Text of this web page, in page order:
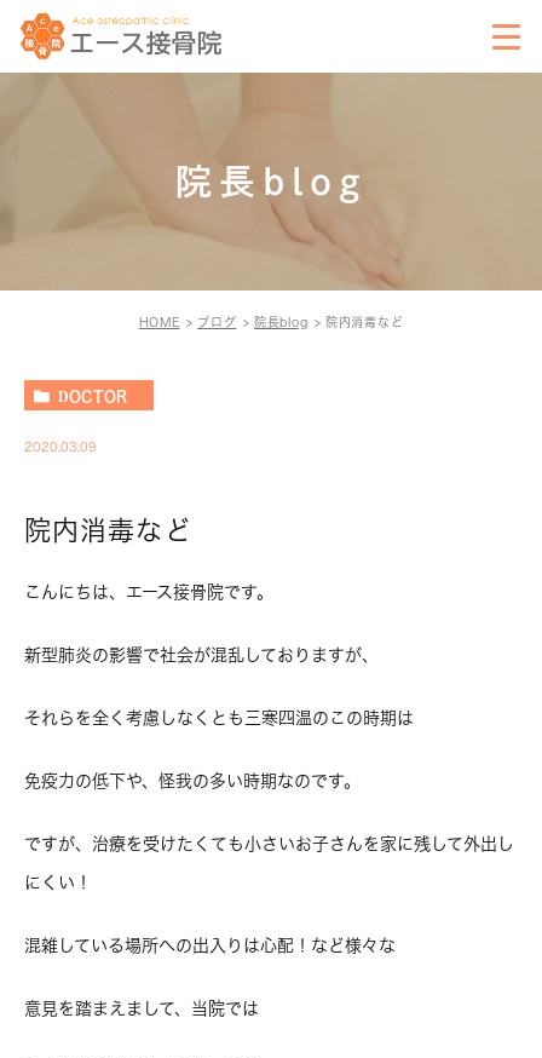
院長blog
HOME ブログ 院長blog 院内消毒など
DOCTOR
2020.03.09
院内消毒など
こんにちは、エース接骨院です。
新型肺炎の影響で社会が混乱しておりますが、
それらを全く考慮しなくとも三寒四温のこの時期は
免疫力の低下や、怪我の多い時期なのです。
ですが、治療を受けたくても小さいお子さんを家に残して外出し
にくい！
混雑している場所への出入りは心配！など様々な
意見を踏まえまして、当院では